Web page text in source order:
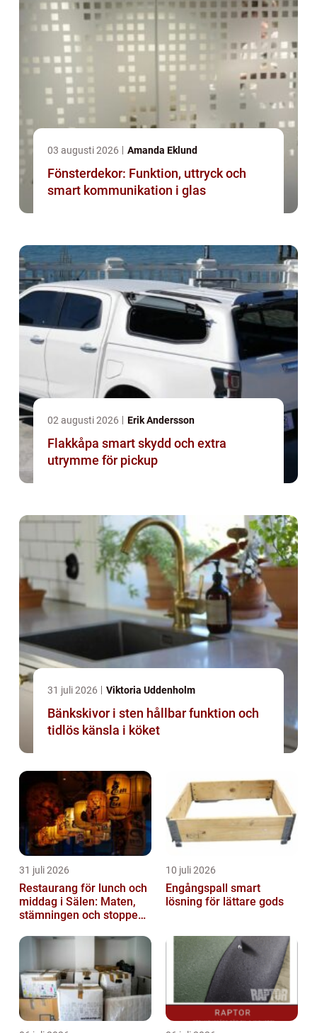
03 augusti 2026 Amanda Eklund
Fönsterdekor: Funktion, uttryck och
smart kommunikation i glas
02 augusti 2026 Erik Andersson
Flakkåpa smart skydd och extra
utrymme för pickup
31 juli 2026 Viktoria Uddenholm
Bänkskivor i sten hållbar funktion och
tidlös känsla i köket
31 juli 2026
Restaurang för lunch och
middag i Sälen: Maten,
stämningen och stoppen
10 juli 2026
Engångspall smart
lösning för lättare gods